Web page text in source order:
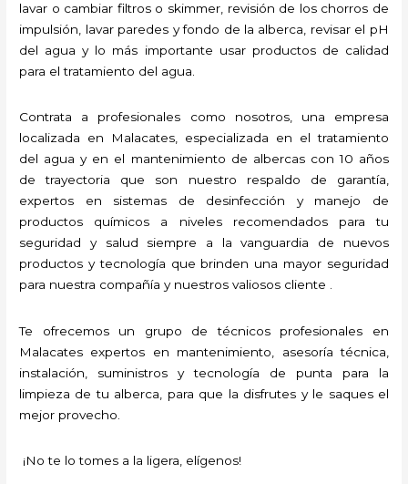
lavar o cambiar filtros o skimmer, revisión de los chorros de
impulsión, lavar paredes y fondo de la alberca, revisar el pH
del agua y lo más importante usar productos de calidad
para el tratamiento del agua.
Contrata a profesionales como nosotros, una empresa
localizada en Malacates, especializada en el tratamiento
del agua y en el mantenimiento de albercas con 10 años
de trayectoria que son nuestro respaldo de garantía,
expertos en sistemas de desinfección y manejo de
productos químicos a niveles recomendados para tu
seguridad y salud siempre a la vanguardia de nuevos
productos y tecnología que brinden una mayor seguridad
para nuestra compañía y nuestros valiosos cliente .
Te ofrecemos un grupo de técnicos profesionales en
Malacates expertos en mantenimiento, asesoría técnica,
instalación, suministros y tecnología de punta para la
limpieza de tu alberca, para que la disfrutes y le saques el
mejor provecho.
¡No te lo tomes a la ligera, elígenos!